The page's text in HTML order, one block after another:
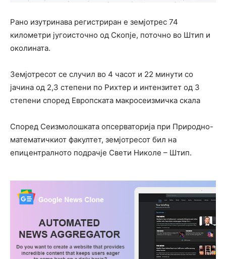
Рано изутринава регистриран е земјотрес 74
километри југоисточно од Скопје, поточно во Штип и
околината.
Земјотресот се случил во 4 часот и 22 минути со
јачина од 2,3 степени по Рихтер и интензитет од 3
степени според Европската макросеизмичка скала
Според Сеизмолошката опсерваторија при Природно-
математичкиот факултет, земјотресот бил на
епицентралното подрачје Свети Николе – Штип.